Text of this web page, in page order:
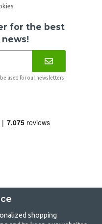
for the best
used for our newsletters.
shopping